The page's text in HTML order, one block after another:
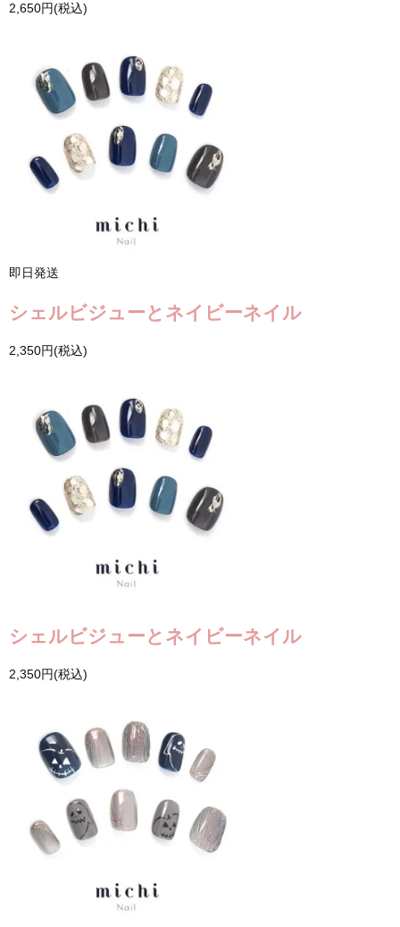
2,650円(税込)
即日発送
シェルビジューとネイビーネイル
2,350円(税込)
シェルビジューとネイビーネイル
2,350円(税込)